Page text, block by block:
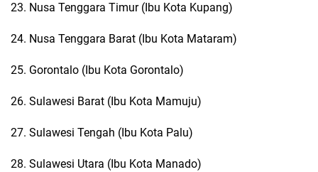
23. Nusa Tenggara Timur (Ibu Kota Kupang)
24. Nusa Tenggara Barat (Ibu Kota Mataram)
25. Gorontalo (Ibu Kota Gorontalo)
26. Sulawesi Barat (Ibu Kota Mamuju)
27. Sulawesi Tengah (Ibu Kota Palu)
28. Sulawesi Utara (Ibu Kota Manado)